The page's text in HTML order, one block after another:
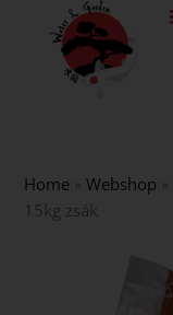
Home »Webshop
15kg zsák